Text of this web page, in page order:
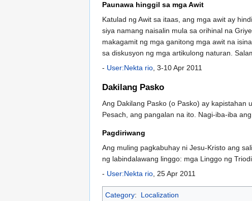
Paunawa hinggil sa mga Awit
Katulad ng Awit sa itaas, ang mga awit ay
siya namang naisalin mula sa orihinal na
makagamit ng mga ganitong mga awit na
sa diskusyon ng mga artikulong naturan.
- User:Nekta rio , 3-10 Apr 2011
Dakilang Pasko
Ang Dakilang Pasko (o Pasko) ay
Pesach, ang pangalan na ito. Nagi-iba-iba
Pagdiriwang
Ang muling pagkabuhay ni Jesu-Kristo ang
ng labindalawang linggo: mga Linggo ng
- User:Nekta rio, 25 Apr 2011
Category: Localization